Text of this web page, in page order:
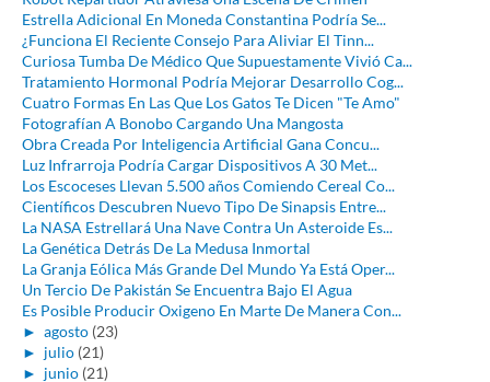
Estrella Adicional En Moneda Constantina Podría Se...
¿Funciona El Reciente Consejo Para Aliviar El Tinn...
Curiosa Tumba De Médico Que Supuestamente Vivió Ca...
Tratamiento Hormonal Podría Mejorar Desarrollo Cog...
Cuatro Formas En Las Que Los Gatos Te Dicen "Te Amo"
Fotografían A Bonobo Cargando Una Mangosta
Obra Creada Por Inteligencia Artificial Gana Concu...
Luz Infrarroja Podría Cargar Dispositivos A 30 Met...
Los Escoceses Llevan 5.500 años Comiendo Cereal Co...
Científicos Descubren Nuevo Tipo De Sinapsis Entre...
La NASA Estrellará Una Nave Contra Un Asteroide Es...
La Genética Detrás De La Medusa Inmortal
La Granja Eólica Más Grande Del Mundo Ya Está Oper...
Un Tercio De Pakistán Se Encuentra Bajo El Agua
Es Posible Producir Oxigeno En Marte De Manera Con...
► agosto (23)
► julio (21)
► junio (21)